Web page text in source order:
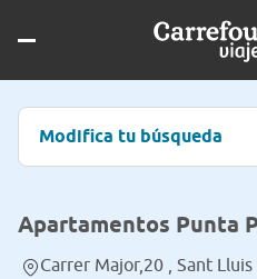
Modifica tu búsqueda
Apartamentos Punta
Carrer Major,20 , Sant